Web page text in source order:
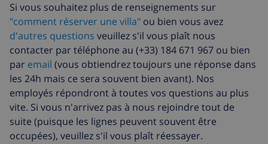
Animaux
10,05 $US par jour
Draps supplémentaires
17,59 $US par
personne
Serviettes
supplémentaires
8,80 $US par personne
Fonds d'annulation: 4.80% du montant total
Si vous souhaitez plus de renseignements sur
"comment réserver une villa" ou bien vous avez
d'autres questions veuillez s'il vous plaît nous
contacter par téléphone au (+33) 184 671 967 ou bien
par email (vous obtiendrez toujours une réponse dans
les 24h mais ce sera souvent bien avant). Nos
employés répondront à toutes vos questions au plus
vite. Si vous n'arrivez pas à nous rejoindre tout de
suite (puisque les lignes peuvent souvent être
occupées), veuillez s'il vous plaît réessayer.